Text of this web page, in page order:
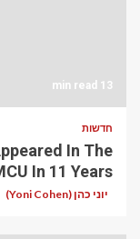
13 min read
חדשות
In The
In 11 Years
יוני כהן (Yoni Cohen)